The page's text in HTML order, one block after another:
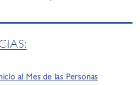
al Mes de las Personas